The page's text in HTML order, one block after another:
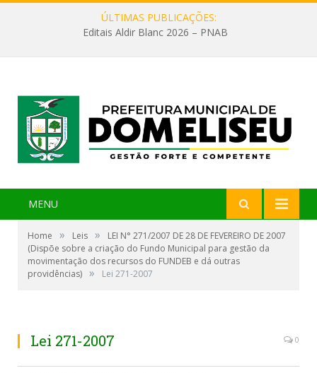
ÚLTIMAS PUBLICAÇÕES:
Editais Aldir Blanc 2026 – PNAB
MENU
Home » Leis »
LEI N° 271/2007 DE 28 DE FEVEREIRO DE 2007
(Dispõe sobre a criação do Fundo Municipal para gestão da
movimentação dos recursos do FUNDEB e dá outras
providências) » Lei 271-2007
Lei 271-2007 0